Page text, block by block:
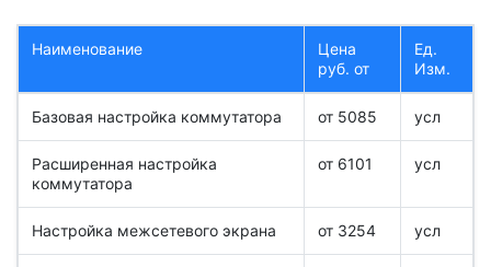
Наименование
Цена
руб. от
Ед.
Изм.
Базовая настройка коммутатора от 5085 усл
Расширенная настройка
коммутатора
от 6101 усл
Настройка межсетевого экрана от 3254 усл